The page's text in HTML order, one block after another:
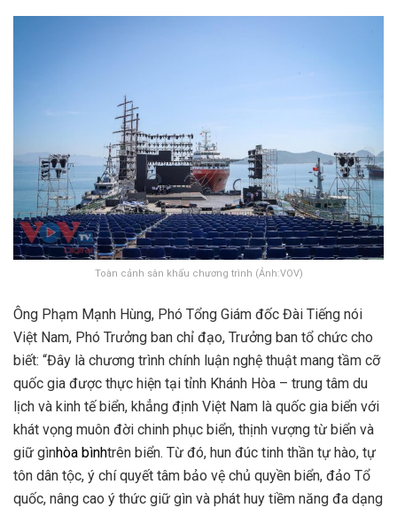
Toàn cảnh sân khấu chương trình (Ảnh:VOV)
Ông Phạm Mạnh Hùng, Phó Tổng Giám đốc Đài Tiếng nói
Việt Nam, Phó Trưởng ban chỉ đạo, Trưởng ban tổ chức cho
biết: “Đây là chương trình chính luận nghệ thuật mang tầm cỡ
quốc gia được thực hiện tại tỉnh Khánh Hòa – trung tâm du
lịch và kinh tế biển, khẳng định Việt Nam là quốc gia biển với
khát vọng muôn đời chinh phục biển, thịnh vượng từ biển và
giữ gìnhòa bìnhtrên biển. Từ đó, hun đúc tinh thần tự hào, tự
tôn dân tộc, ý chí quyết tâm bảo vệ chủ quyền biển, đảo Tổ
quốc, nâng cao ý thức giữ gìn và phát huy tiềm năng đa dạng